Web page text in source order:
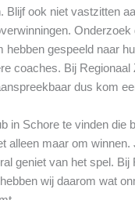
Blijf ook niet vastzitten
hebben gespeeld naar
coaches. Bij
dus kom
in Schore te vinden die
alleen maar om
geniet van het spel.
wij daarom wat